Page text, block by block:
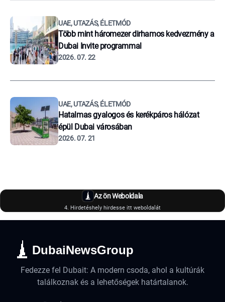
UAE, UTAZÁS, ÉLETMÓD
Több mint háromezer dirhamos kedvezmény a
Dubai Invite programmal
2026. 07. 22
UAE, UTAZÁS, ÉLETMÓD
Hatalmas gyalogos és kerékpáros hálózat
épül Dubai városában
2026. 07. 21
Az ön Weboldala
4. Hirdetéshely hirdesse itt weboldalát
DubaiNewsGroup
Fedezze fel Dubait: A modern csoda, ahol a kultúrák
találkoznak és a lehetőségek határtalanok.